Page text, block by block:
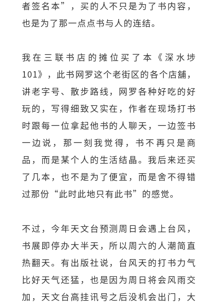
者签名本”，买的人不只是为了书内容，
也是为了那一点点书与人的连结。
我在三联书店的摊位买了本《深水埗
101》，此书网罗这个老街区的各个店舖，
讲老字号、散步路线，网罗各种好吃的好
玩的，写得细致又实在，作者在现场打书
时跟每一位拿起他书的人聊天，一边签书
一边说，那一刻我觉得，书不再只是商
品，而是某个人的生活结晶。我后来还买
了几本，也不是为了便宜，而是舍不得错
过那份“此时此地只有此书”的感觉。
不过，今年天文台预测周日会遇上台风，
书展即停办大半天，所以周六的人潮简直
热翻天。有出版社说，台风天的打书力气
比好天气还猛，也是因为周日将会风雨交
加，天文台高挂讯号之后没机会出门，大